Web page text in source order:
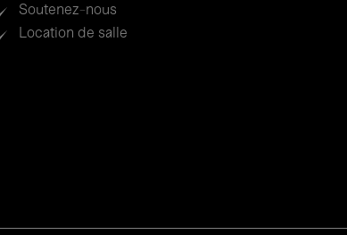
Soutenez-nous
Location de salle